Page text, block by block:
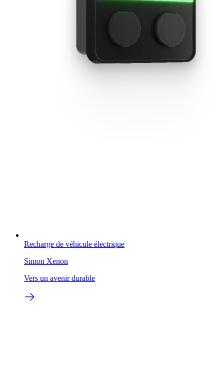
Recharge de véhicule électrique
Simon Xenon
Vers un avenir durable